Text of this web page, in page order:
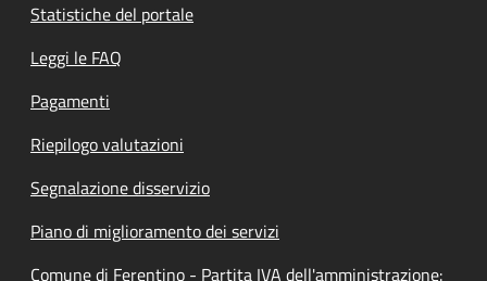
Statistiche del portale
Leggi le FAQ
Pagamenti
Riepilogo valutazioni
Segnalazione disservizio
Piano di miglioramento dei servizi
Comune di Ferentino - Partita IVA dell'amministrazione: